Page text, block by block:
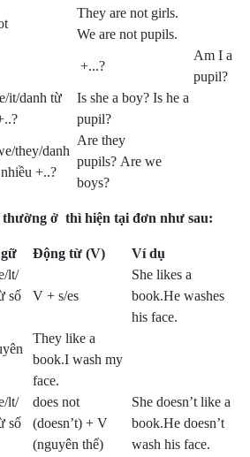
They are not girls.
We are not pupils.
+...?
Am I a
pupil?
it/danh từ
Is she a boy? Is he a
pupil?
they/danh
+..?
Are they
pupils? Are we
boys?
thường ở thì hiện tại đơn như sau:
Động từ (V) Ví dụ
lt/
số
V + s/es
She likes a
book.He washes
his face.
They like a
book.I wash my
face.
lt/
số
does not
(doesn’t) + V
(nguyên thể)
She doesn’t like a
book.He doesn’t
wash his face.